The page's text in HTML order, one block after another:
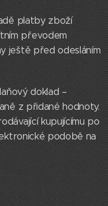
platby zboží
převodem
ještě před odesláním
doklad –
z přidané hodnoty.
kupujícímu po
podobě na